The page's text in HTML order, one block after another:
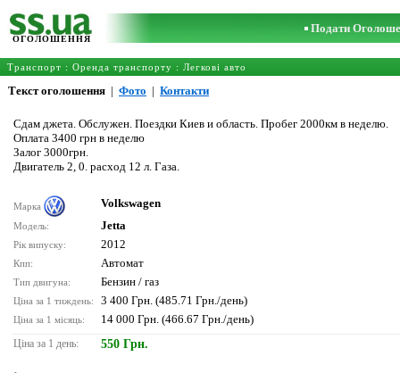
ОГОЛОШЕННЯ
Подати
Транспорт : Оренда транспорту : Легкові авто
Текст оголошення | Фото | Контакти
Сдам джета. Обслужен. Поездки Киев и область. Пробег 2000км в неделю.
Оплата 3400 грн в неделю
Залог 3000грн.
Двигатель 2, 0. расход 12 л. Газа.
Марка Volkswagen
Модель: Jetta
Рік випуску: 2012
Кпп: Автомат
Тип двигуна: Бензин / газ
Ціна за 1 тиждень: 3 400 Грн. (485.71 Грн./день)
Ціна за 1 місяць: 14 000 Грн. (466.67 Грн./день)
Ціна за 1 день: 550 Грн.